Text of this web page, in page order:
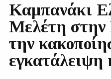
Καμπανάκι
Μελέτη στην
την
εγκατάλειψη